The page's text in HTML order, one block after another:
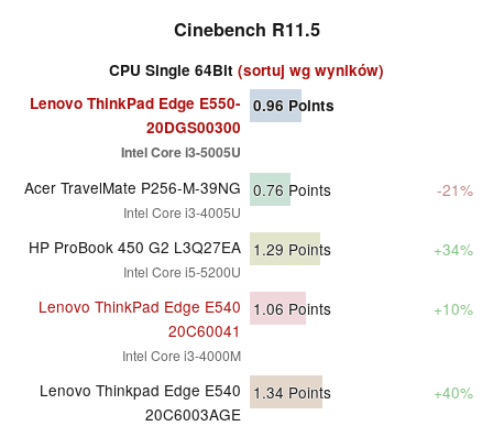
Cinebench R11.5
CPU Single 64Bit (sortuj wg wyników)
Lenovo ThinkPad Edge E550-
20DGS00300
Intel Core i3-5005U
0.96 Points
Acer TravelMate P256-M-39NG
Intel Core i3-4005U
0.76 Points -21%
HP ProBook 450 G2 L3Q27EA
Intel Core i5-5200U
1.29 Points +34%
Lenovo ThinkPad Edge E540
20C60041
Intel Core i3-4000M
1.06 Points +10%
Lenovo Thinkpad Edge E540
20C6003AGE
1.34 Points +40%